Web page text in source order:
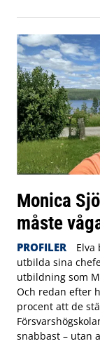
Monica
måste
PROFILER
utbilda sina
utbildning som
Och redan efter
procent att de
snabbast – utan